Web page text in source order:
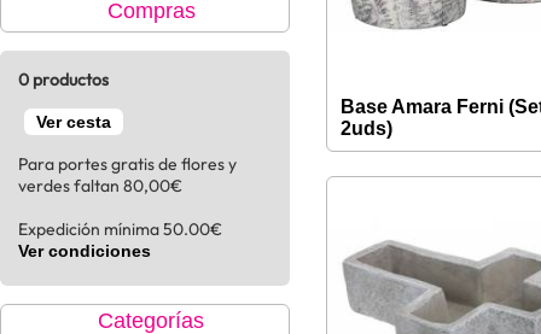
Compras
0 productos
Ver cesta
Para portes gratis de flores y
verdes faltan 80,00€
Expedición mínima 50.00€
Ver condiciones
Categorías
Base Amara Ferni
2uds)